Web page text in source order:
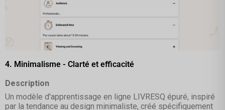
4. Minimalisme - Clarté et efficacité
Description
Un modèle d'apprentissage en ligne LIVRESQ épuré, inspiré
par la tendance au design minimaliste, créé spécifiquement